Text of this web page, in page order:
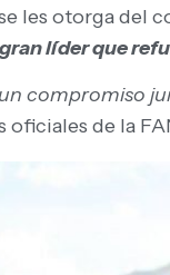
les otorga del
líder que
compromiso
oficiales de la